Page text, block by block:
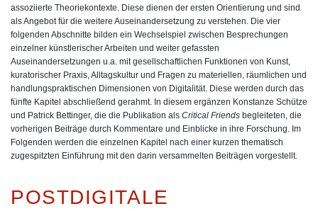
assoziierte Theoriekontexte. Diese dienen der ersten Orientierung und sind
als Angebot für die weitere Auseinandersetzung zu verstehen. Die vier
folgenden Abschnitte bilden ein Wechselspiel zwischen Besprechungen
einzelner künstlerischer Arbeiten und weiter gefassten
Auseinandersetzungen u.a. mit gesellschaftlichen Funktionen von Kunst,
kuratorischer Praxis, Alltagskultur und Fragen zu materiellen, räumlichen und
handlungspraktischen Dimensionen von Digitalität. Diese werden durch das
fünfte Kapitel abschließend gerahmt. In diesem ergänzen Konstanze Schütze
und Patrick Bettinger, die die Publikation als Critical Friends begleiteten, die
vorherigen Beiträge durch Kommentare und Einblicke in ihre Forschung. Im
Folgenden werden die einzelnen Kapitel nach einer kurzen thematisch
zugespitzten Einführung mit den darin versammelten Beiträgen vorgestellt.
POSTDIGITALE